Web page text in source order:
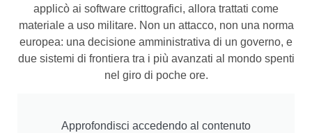
applicò ai software crittografici, allora trattati come
materiale a uso militare. Non un attacco, non una norma
europea: una decisione amministrativa di un governo, e
due sistemi di frontiera tra i più avanzati al mondo spenti
nel giro di poche ore.
Approfondisci accedendo al contenuto